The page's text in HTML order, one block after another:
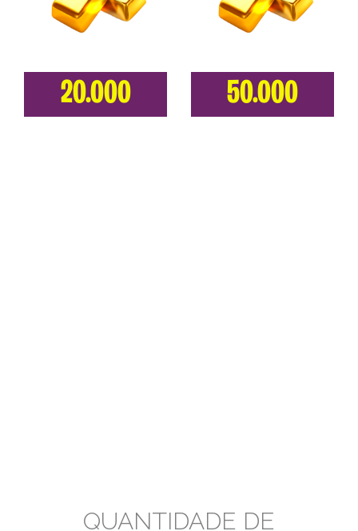
20.000 50.000
QUANTIDADE DE